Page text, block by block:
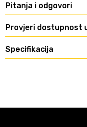
Pitanja i odgovori
Provjeri dostupnost
Specifikacija